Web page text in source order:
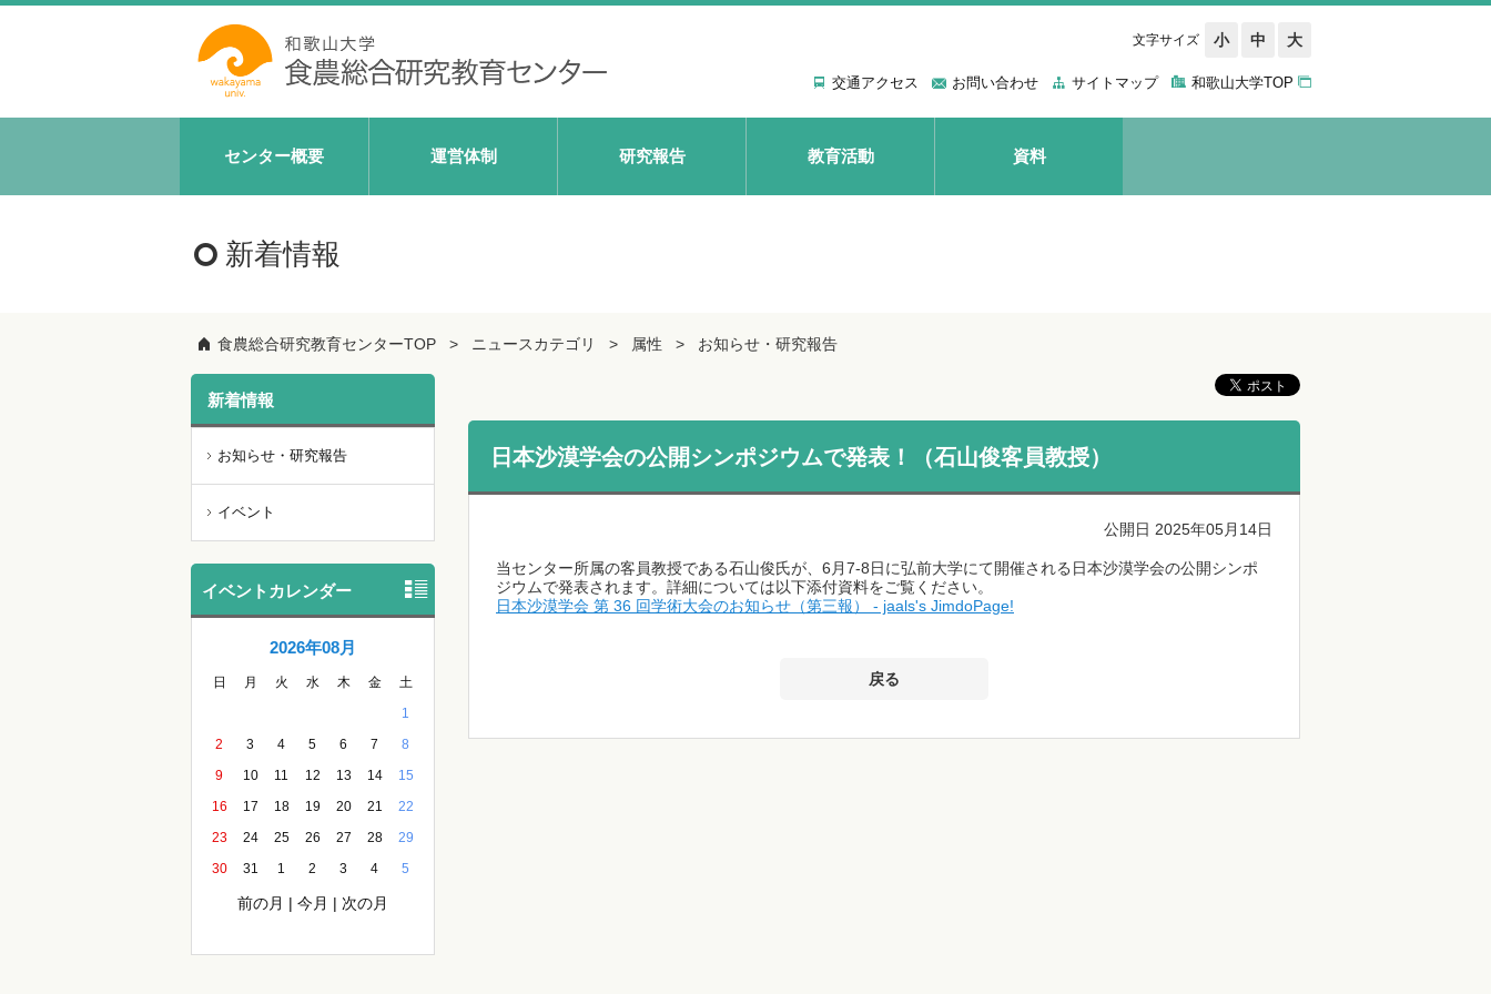
文字サイズ 小 中 大
交通アクセス お問い合わせ サイトマップ 和歌山大学TOP
センター概要 運営体制 研究報告 教育活動 資料
新着情報
食農総合研究教育センターTOP ニュースカテゴリ 属性 お知らせ・研究報告
日本沙漠学会の公開シンポジウムで発表！（石山俊客員教授）
公開日 2025年05月14日
当センター所属の客員教授である石山俊氏が、6月7-8日に弘前大学にて開催される日本沙漠学会の公開シンポ
ジウムで発表されます。詳細については以下添付資料をご覧ください。
日本沙漠学会 第 36 回学術大会のお知らせ（第三報） - jaals's JimdoPage!
戻る
新着情報
お知らせ・研究報告
イベント
イベントカレンダー
2026年08月
日 月 火 水 木 金
土
1
2
3 4 5 6 7
8
9
10 11 12 13 14
15
16
17 18 19 20 21
22
23
24 25 26 27 28
29
30
31 1 2 3 4 5
前の月 | 今月 | 次の月